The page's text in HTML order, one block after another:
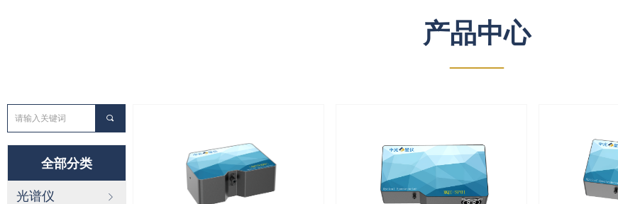
끠
产品中心
——
全部分类
ꁇ
光谱仪